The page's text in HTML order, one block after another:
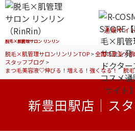
脱毛×肌管理サロン リンリン
通販サイ
脱毛×肌管理サロンリンリンTOP>全国の脱毛×
スタッフブログ>
まつ毛美容液♡伸びる！増える！強くなる！ 脱
新豊田駅店｜ス